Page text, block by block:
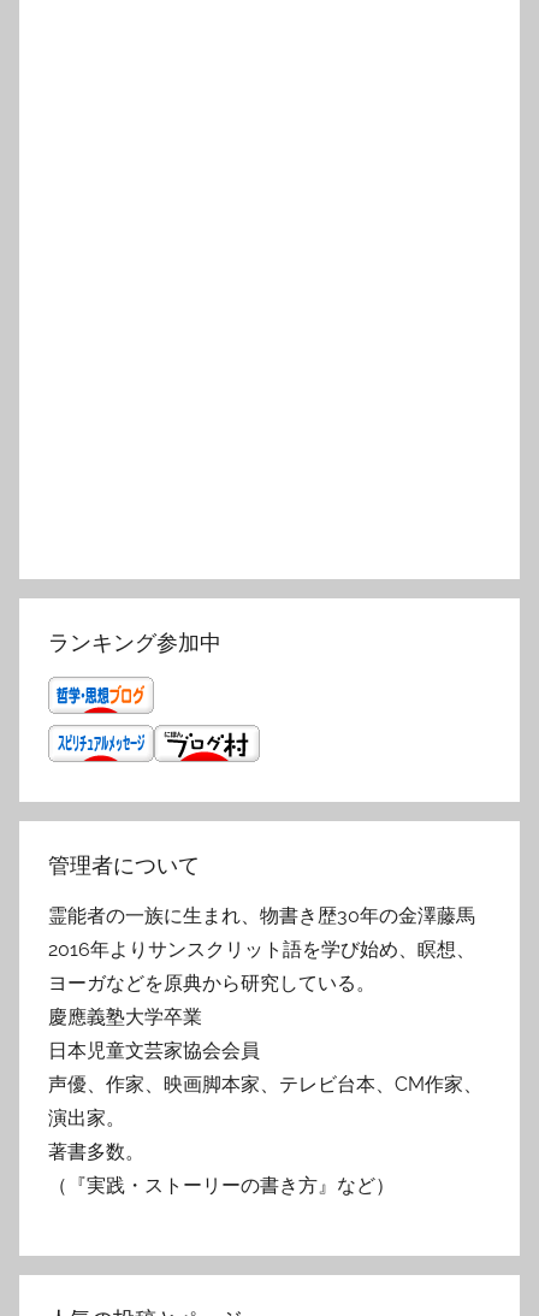
ランキング参加中
管理者について
霊能者の一族に生まれ、物書き歴30年の金澤藤馬
2016年よりサンスクリット語を学び始め、瞑想、
ヨーガなどを原典から研究している。
慶應義塾大学卒業
日本児童文芸家協会会員
声優、作家、映画脚本家、テレビ台本、CM作家、
演出家。
著書多数。
（『実践・ストーリーの書き方』など）